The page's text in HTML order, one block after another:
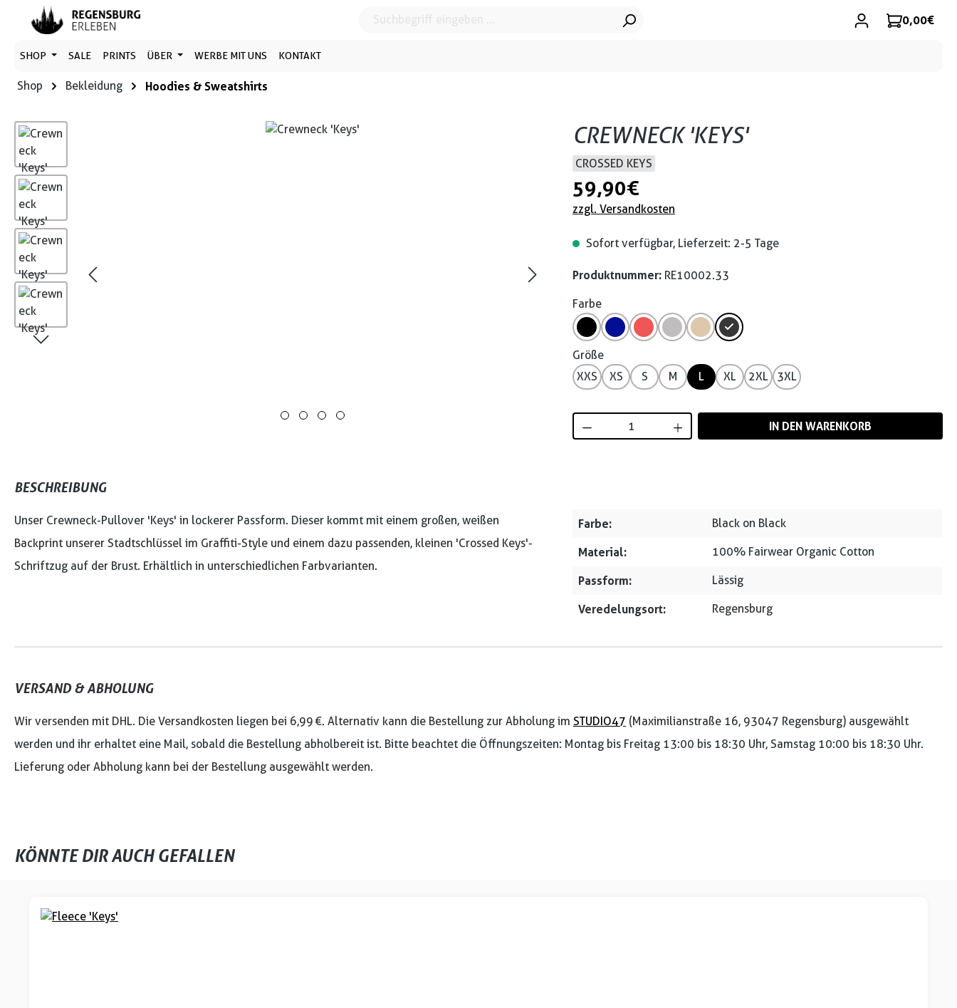
Hauptinhalt springen
Zur Suche springen
Zur Hauptnavigation springen 0,00 €
SHOP SALE PRINTS ÜBER WERBE MIT UNS KONTAKT
Shop Bekleidung Hoodies & Sweatshirts
Bildergalerie überspringen CREWNECK 'KEYS'
CROSSED KEYS
59,90 €
zzgl. Versandkosten
Sofort verfügbar, Lieferzeit: 2-5 Tage
Produktnummer: RE10002.33
Farbe
Größe
XXS
XS S M L XL 2XL 3XL
Produkt Anzahl: Gib den gewünschten Wert ein
IN DEN WARENKORB
BESCHREIBUNG
Unser Crewneck-Pullover 'Keys' in lockerer Passform. Dieser kommt mit einem großen, weißen
Backprint unserer Stadtschlüssel im Graffiti-Style und einem dazu passenden, kleinen 'Crossed Keys'-
Schriftzug auf der Brust. Erhältlich in unterschiedlichen Farbvarianten.
Farbe: Black on Black
Material: 100% Fairwear Organic Cotton
Passform: Lässig
Veredelungsort: Regensburg
VERSAND & ABHOLUNG
Wir versenden mit DHL. Die Versandkosten liegen bei 6,99 €. Alternativ kann die Bestellung zur Abholung im STUDIO47 (Maximilianstraße 16, 93047 Regensburg) ausgewählt
werden und ihr erhaltet eine Mail, sobald die Bestellung abholbereit ist. Bitte beachtet die Öffnungszeiten: Montag bis Freitag 13:00 bis 18:30 Uhr, Samstag 10:00 bis 18:30 Uhr.
Lieferung oder Abholung kann bei der Bestellung ausgewählt werden.
KÖNNTE DIR AUCH GEFALLEN